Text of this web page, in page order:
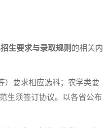
生要求与录取规则的相关内
）要求相应选科；农学类要
生须签订协议。以各省公布